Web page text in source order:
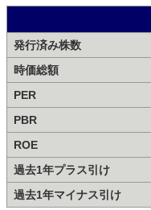
発行済み株数
時価総額
PER
PBR
ROE
過去1年プラス引け
過去1年マイナス引け